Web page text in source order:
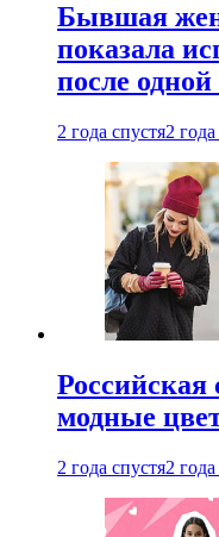
Бывшая
показала
после
2 года спустя2
Российская
модные
2 года спустя2